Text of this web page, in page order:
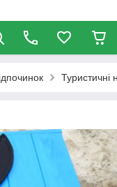
Туристичні